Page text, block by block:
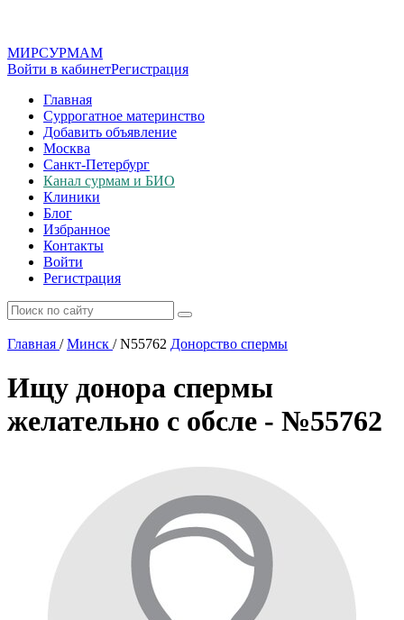
МИРСУРМАМ
Войти в кабинетРегистрация
Главная
Суррогатное материнство
Добавить объявление
Москва
Санкт-Петербург
Канал сурмам и БИО
Клиники
Блог
Избранное
Контакты
Войти
Регистрация
Главная / Минск /N55762 Донорство спермы
Ищу донора спермы
желательно с обсле - №55762